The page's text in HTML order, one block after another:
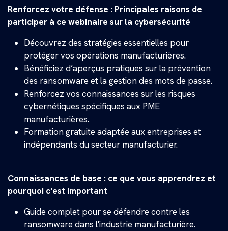
Renforcez votre défense : Principales raisons de
participer à ce webinaire sur la cybersécurité
Découvrez des stratégies essentielles pour
protéger vos opérations manufacturières.
Bénéficiez d’aperçus pratiques sur la prévention
des ransomware et la gestion des mots de passe.
Renforcez vos connaissances sur les risques
cybernétiques spécifiques aux PME
manufacturières.
Formation gratuite adaptée aux entreprises et
indépendants du secteur manufacturier.
Connaissances de base : ce que vous apprendrez et
pourquoi c'est important
Guide complet pour se défendre contre les
ransomware dans l'industrie manufacturière.